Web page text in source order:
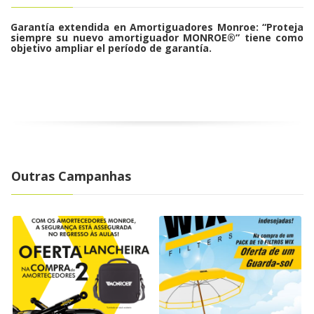
Garantía extendida en Amortiguadores Monroe: “Proteja
siempre su nuevo amortiguador MONROE®” tiene como
objetivo ampliar el período de garantía.
Outras Campanhas